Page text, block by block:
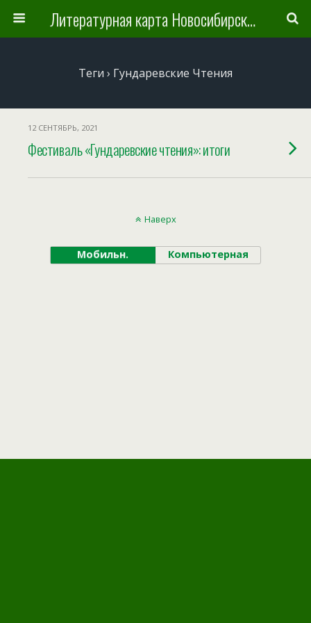
Литературная карта Новосибирска и Новосибирской области
Теги › Гундаревские Чтения
12 СЕНТЯБРЬ, 2021
Фестиваль «Гундаревские чтения»: итоги
Наверх
Мобильн. Компьютерная